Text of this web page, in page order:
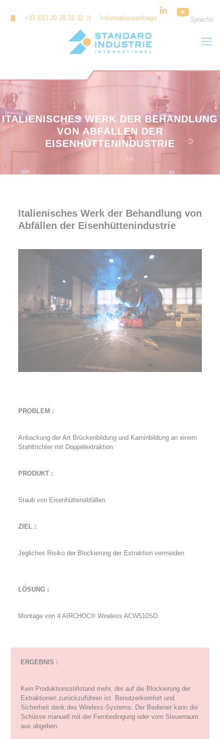
+33 (0)3 20 28 32 32 Informationsanfrage Sprache
ITALIENISCHES WERK DER BEHANDLUNG
VON ABFÄLLEN DER
EISENHÜTTENINDUSTRIE
Italienisches Werk der Behandlung von
Abfällen der Eisenhüttenindustrie
PROBLEM :
Anbackung der Art Brückenbildung und Kaminbildung an einem
Stahltrichter mit Doppelextraktion
PRODUKT :
Staub von Eisenhüttenabfällen
ZIEL :
Jegliches Risiko der Blockierung der Extraktion vermeiden
LÖSUNG :
Montage von 4 AIRCHOC® Wireless ACW510SD.
ERGEBNIS :
Kein Produktionsstillstand mehr, der auf die Blockierung der
Extraktionen zurückzuführen ist. Benutzerkomfort und
Sicherheit dank des Wireless-Systems: Der Bediener kann die
Schüsse manuell mit der Fernbedingung oder vom Steuerraum
aus abgeben.